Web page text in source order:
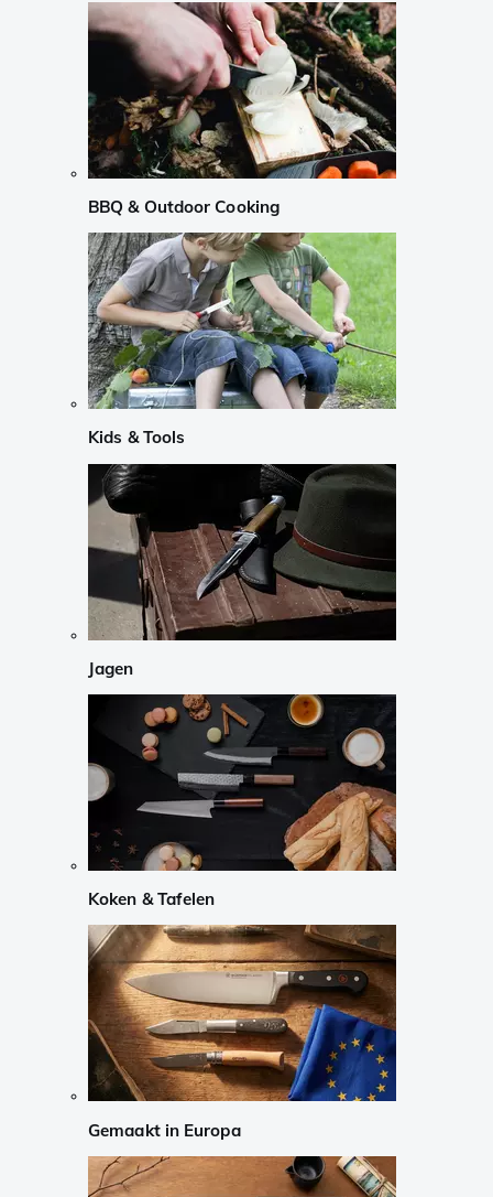
BBQ & Outdoor Cooking
Kids & Tools
Jagen
Koken & Tafelen
Gemaakt in Europa